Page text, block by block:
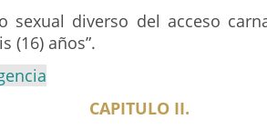
sexual diverso del acceso
(16) años”.
CAPITULO II.